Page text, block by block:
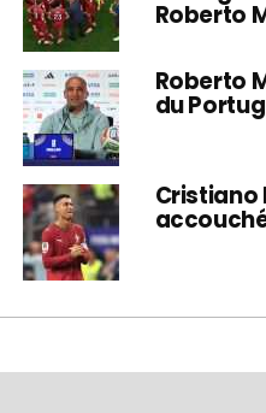
Roberto
Roberto
du
Cristiano